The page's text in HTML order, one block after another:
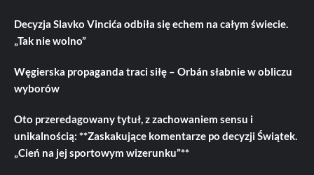
Decyzja Slavko Vincića odbiła się echem na całym świecie.
„Tak nie wolno”
Węgierska propaganda traci siłę – Orbán słabnie w obliczu
wyborów
Oto przeredagowany tytuł, z zachowaniem sensu i
unikalnością: **Zaskakujące komentarze po decyzji Świątek.
„Cień na jej sportowym wizerunku”**